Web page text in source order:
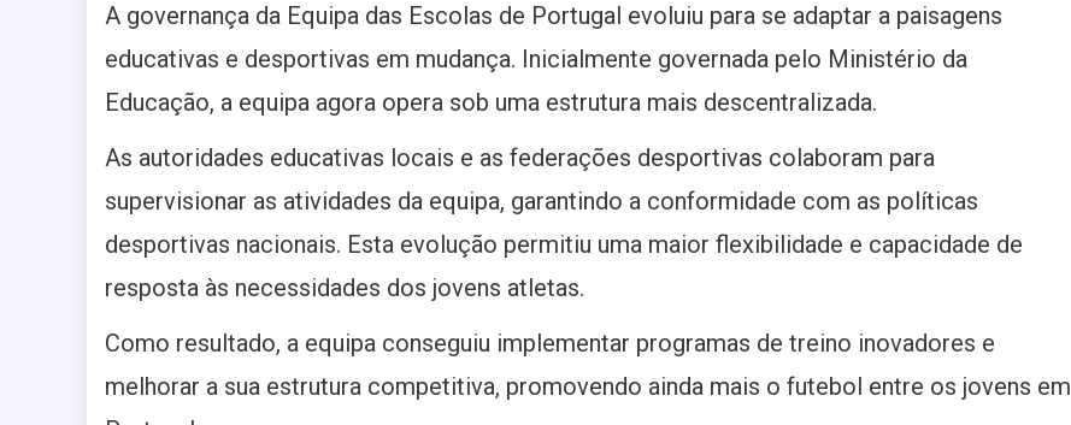
A governança da Equipa das Escolas de Portugal evoluiu para se adaptar a paisagens
educativas e desportivas em mudança. Inicialmente governada pelo Ministério da
Educação, a equipa agora opera sob uma estrutura mais descentralizada.
As autoridades educativas locais e as federações desportivas colaboram para
supervisionar as atividades da equipa, garantindo a conformidade com as políticas
desportivas nacionais. Esta evolução permitiu uma maior flexibilidade e capacidade de
resposta às necessidades dos jovens atletas.
Como resultado, a equipa conseguiu implementar programas de treino inovadores e
melhorar a sua estrutura competitiva, promovendo ainda mais o futebol entre os jovens em